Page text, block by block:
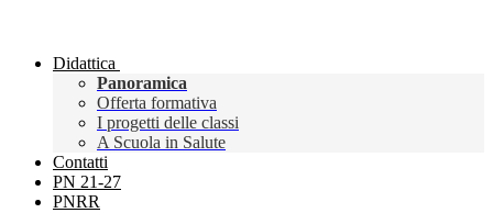
Didattica
Panoramica
Offerta formativa
I progetti delle classi
A Scuola in Salute
Contatti
PN 21-27
PNRR